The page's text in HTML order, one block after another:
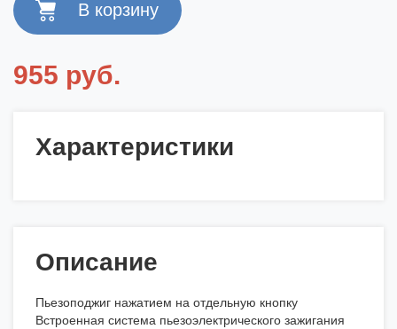
955 руб.
Характеристики
Описание
Пьезоподжиг нажатием на отдельную кнопку
Встроенная система пьезоэлектрического зажигания